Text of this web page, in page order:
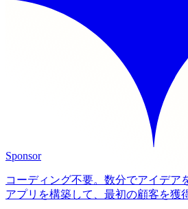
Sponsor
コーディング不要。数分でアイデア
アプリを構築して、最初の顧客を獲